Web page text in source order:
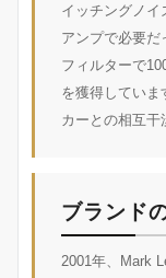
イッチングノ
アンプで必要だ
フィルターで
を獲得していま
カーとの相互干
ブランド
2001年、Mark